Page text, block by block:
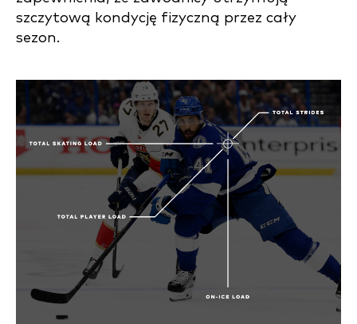
szczytową kondycję fizyczną przez cały
sezon.